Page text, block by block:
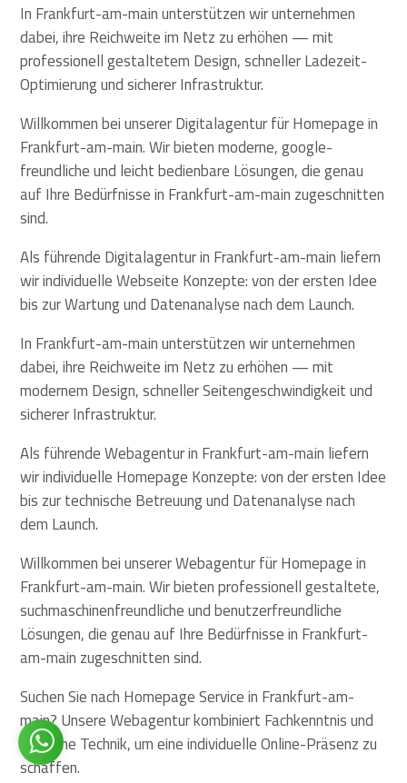
In Frankfurt-am-main unterstützen wir unternehmen
dabei, ihre Reichweite im Netz zu erhöhen — mit
professionell gestaltetem Design, schneller Ladezeit-
Optimierung und sicherer Infrastruktur.
Willkommen bei unserer Digitalagentur für Homepage in
Frankfurt-am-main. Wir bieten moderne, google-
freundliche und leicht bedienbare Lösungen, die genau
auf Ihre Bedürfnisse in Frankfurt-am-main zugeschnitten
sind.
Als führende Digitalagentur in Frankfurt-am-main liefern
wir individuelle Webseite Konzepte: von der ersten Idee
bis zur Wartung und Datenanalyse nach dem Launch.
In Frankfurt-am-main unterstützen wir unternehmen
dabei, ihre Reichweite im Netz zu erhöhen — mit
modernem Design, schneller Seitengeschwindigkeit und
sicherer Infrastruktur.
Als führende Webagentur in Frankfurt-am-main liefern
wir individuelle Homepage Konzepte: von der ersten Idee
bis zur technische Betreuung und Datenanalyse nach
dem Launch.
Willkommen bei unserer Webagentur für Homepage in
Frankfurt-am-main. Wir bieten professionell gestaltete,
suchmaschinenfreundliche und benutzerfreundliche
Lösungen, die genau auf Ihre Bedürfnisse in Frankfurt-
am-main zugeschnitten sind.
Suchen Sie nach Homepage Service in Frankfurt-am-
main? Unsere Webagentur kombiniert Fachkenntnis und
moderne Technik, um eine individuelle Online-Präsenz zu
schaffen.